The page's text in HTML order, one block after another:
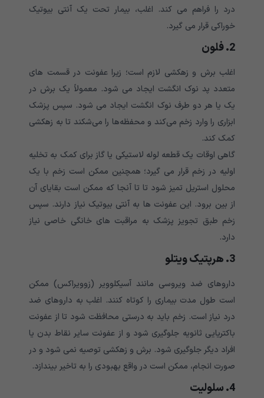
درد را فراهم می کند. اغلب، بیمار تحت یک آنتی بیوتیک
خوراکی قرار می گیرد.
2. فلون
اغلب برش و زهکشی لازم است؛ زیرا عفونت در قسمت های
متعدد پد نوک انگشت ایجاد می شود. معمولاً یک برش در
یک یا هر دو طرف نوک انگشت ایجاد می شود. سپس پزشک
ابزاری را وارد زخم می‌کند و محفظه‌ها را می‌شکند تا به زهکشی
کمک کند.
گاهی اوقات یک قطعه لوله لاستیکی یا گاز برای کمک به تخلیه
اولیه در زخم قرار می گیرد؛ همچنین ممکن است زخم با یک
محلول استریل تمیز شود تا تا آنجا که ممکن است بقایای آن
از بین برود. این عفونت ها به آنتی بیوتیک نیاز دارند. سپس
زخم طبق تجویز پزشک به مراقبت های خانگی خاصی نیاز
دارد.
3. هرپتیک ویتلو
داروهای ضد ویروسی مانند آسیکلوویر (زوویراکس) ممکن
است طول مدت بیماری را کوتاه کنند. اغلب به داروهای ضد
درد نیاز است. زخم باید به درستی محافظت شود تا از عفونت
باکتریایی ثانویه جلوگیری شود و از عفونت سایر نقاط بدن یا
افراد دیگر جلوگیری شود. برش و زهکشی توصیه نمی شود و در
صورت انجام، ممکن است در واقع بهبودی را به تاخیر بیندازد.
4. سلولیت